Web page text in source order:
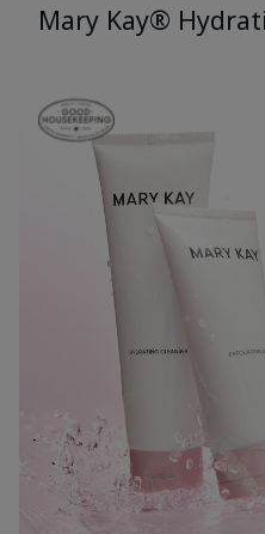
Mary Kay®